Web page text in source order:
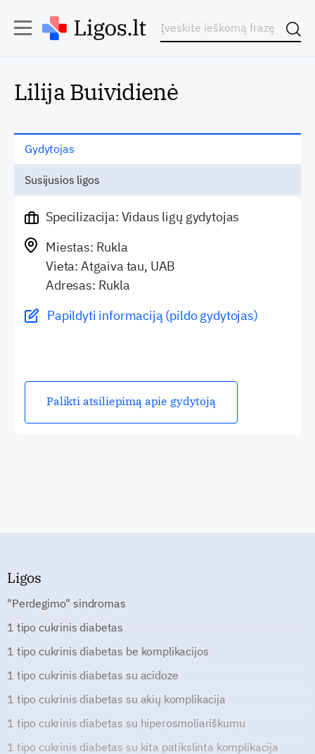
Lilija Buividienė
Gydytojas
Susijusios ligos
Specilizacija: Vidaus ligų gydytojas
Miestas: Rukla
Vieta: Atgaiva tau, UAB
Adresas: Rukla
Papildyti informaciją (pildo gydytojas)
Palikti atsiliepimą apie gydytoją
Ligos
"Perdegimo" sindromas
1 tipo cukrinis diabetas
1 tipo cukrinis diabetas be komplikacijos
1 tipo cukrinis diabetas su acidoze
1 tipo cukrinis diabetas su akių komplikacija
1 tipo cukrinis diabetas su hiperosmoliariškumu
1 tipo cukrinis diabetas su kita patikslinta komplikacija